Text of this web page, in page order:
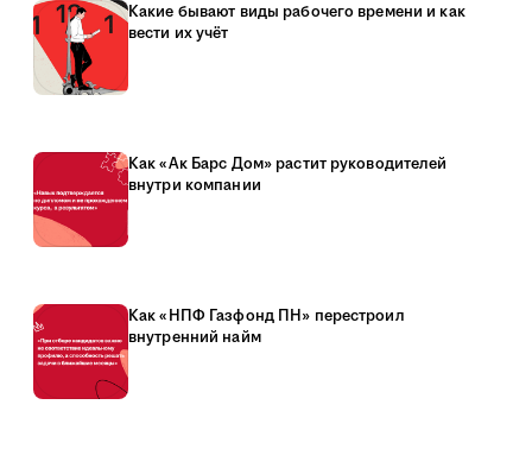
Какие бывают виды рабочего времени и как
вести их учёт
Как «Ак Барс Дом» растит руководителей
внутри компании
Как «НПФ Газфонд ПН» перестроил
внутренний найм